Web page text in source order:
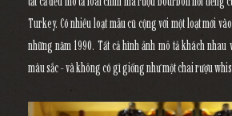
Turkey. Có nhiều loạt mẫu cũ cộng với một loạt mới
những năm 1990. Tất cả hình ảnh mô tả khách
màu sắc - và không có gì giống như một chai rượu